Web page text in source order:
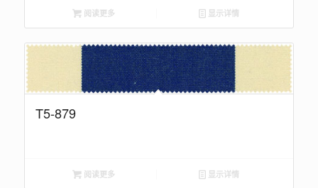
阅读更多 显示详情
T5-879
阅读更多 显示详情